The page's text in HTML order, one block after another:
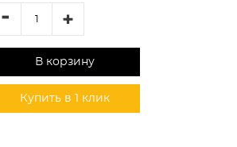
- +
В корзину
Купить в 1 клик